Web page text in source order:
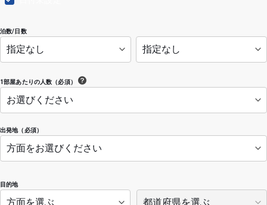
出発地（必須）
泊数/日数
1部屋あたりの人数（必須）
目的地